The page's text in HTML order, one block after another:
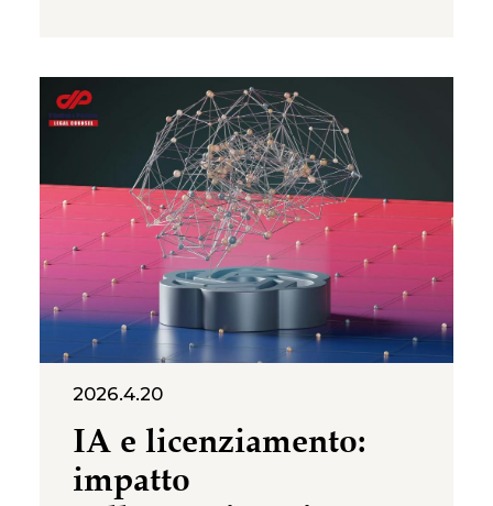
più frequente nelle
controversie di lavoro: in che
misura l’IA può giustificare la
cancellazione di una posizione
lavorativa e il conseguente
licenziamento del dipendente?
2026.4.20
IA e licenziamento:
impatto